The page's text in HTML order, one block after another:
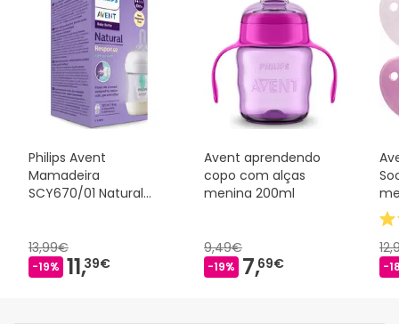
Philips Avent
Mamadeira
SCY670/01 Natural
13,99€
-19% 11,39€
Avent aprendendo
copo com alças
menina 200ml
9,49€
-19% 7,69€ -